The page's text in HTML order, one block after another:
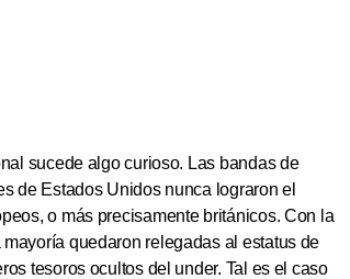
sucede algo curioso. Las bandas de
de Estados Unidos nunca lograron el
o más precisamente británicos. Con la
quedaron relegadas al estatus de
tesoros ocultos del under. Tal es el caso